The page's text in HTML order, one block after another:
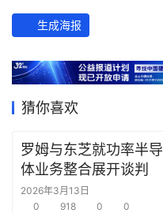
产
经
数
据
研
选
报
告
生成海报
猜你喜欢
罗姆与东芝就功率半导
体业务整合展开谈判
2026年3月13日
0
918 0 0